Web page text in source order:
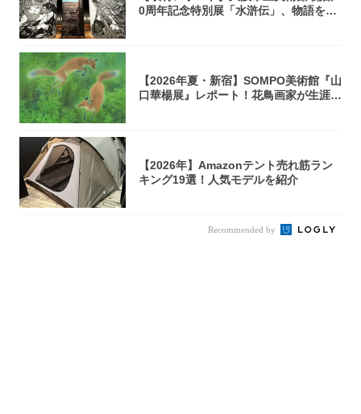
0周年記念特別展「水滸伝」、物語を知
【2026年夏・新宿】SOMPO美術館『山
口華楊展』レポート！花鳥画家が生涯描
【2026年】Amazonテント売れ筋ラン
キング19選！人気モデルを紹介
Recommended by